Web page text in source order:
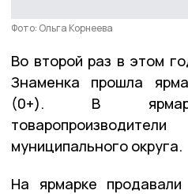
Фото: Ольга Корнеева
Во второй раз в этом
Знаменка прошла
(0+). В
муниципального округа.
На ярмарке